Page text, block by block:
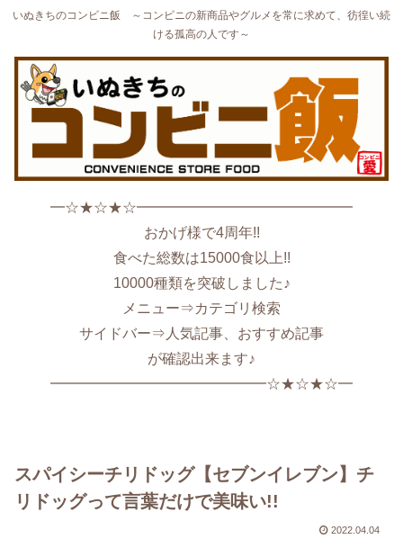
いぬきちのコンビニ飯 ～コンビニの新商品やグルメを常に求めて、彷徨い続
ける孤高の人です～
━☆★☆★☆━━━━━━━━━━━━━━━
おかげ様で4周年!!
食べた総数は15000食以上!!
10000種類を突破しました♪
メニュー⇒カテゴリ検索
サイドバー⇒人気記事、おすすめ記事
が確認出来ます♪
━━━━━━━━━━━━━━━☆★☆★☆━
スパイシーチリドッグ【セブンイレブン】チ
リドッグって言葉だけで美味い!!
2022.04.04